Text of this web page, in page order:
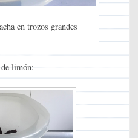
en trozos grandes
limón: